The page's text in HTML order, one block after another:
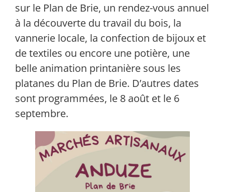
sur le Plan de Brie, un rendez-vous annuel
à la découverte du travail du bois, la
vannerie locale, la confection de bijoux et
de textiles ou encore une potière, une
belle animation printanière sous les
platanes du Plan de Brie. D’autres dates
sont programmées, le 8 août et le 6
septembre.